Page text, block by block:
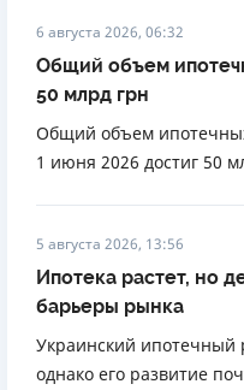
6 августа 2026, 06:32
Общий объем
50 млрд грн
Общий объем
1 июня 2026 достиг 50
5 августа 2026, 13:56
Ипотека растет, но
барьеры рынка
Украинский ипотечный
однако его развитие